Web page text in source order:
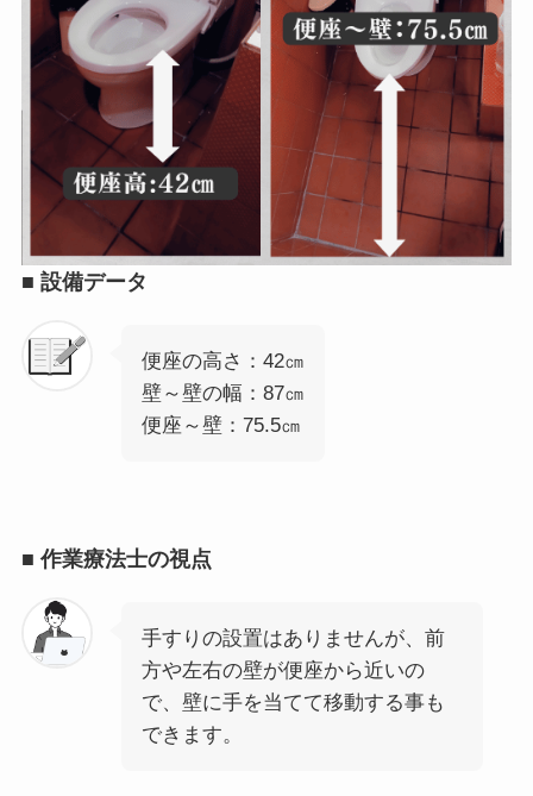
■ 設備データ
便座の高さ：42㎝
壁～壁の幅：87㎝
便座～壁：75.5㎝
■ 作業療法士の視点
手すりの設置はありませんが、前
方や左右の壁が便座から近いの
で、壁に手を当てて移動する事も
できます。